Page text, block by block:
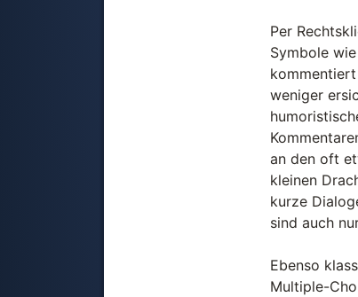
Per
Symbole
weniger
an den oft
kleinen
kurze
sind auch
Ebenso
Multiple-